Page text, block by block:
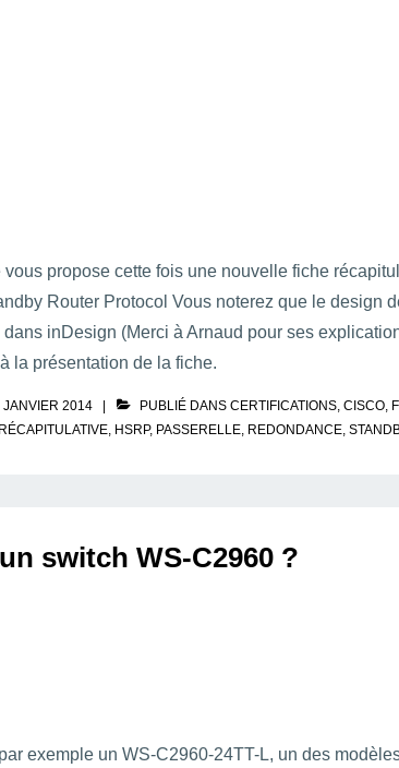
propose cette fois une nouvelle fiche
Router Protocol Vous noterez que le design
inDesign (Merci à Arnaud pour ses
la présentation de la fiche.
JANVIER 2014 PUBLIÉ DANS CERTIFICATIONS CISCO
HSRP, PASSERELLE REDONDANCE
switch WS-C2960 ?
exemple un WS-C2960-24TT-L, un des